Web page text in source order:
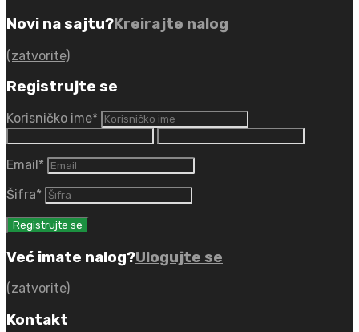
Novi na sajtu?Kreirajte nalog
(zatvorite)
Registrujte se
Korisničko ime*
Email*
Šifra*
Već imate nalog?Ulogujte se
(zatvorite)
Kontakt